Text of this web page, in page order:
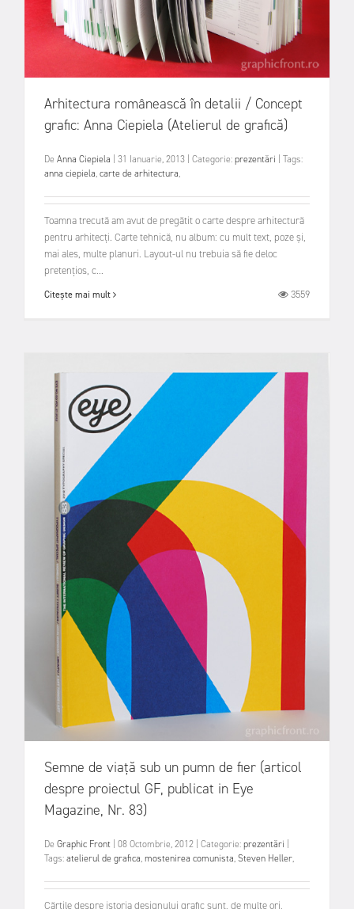
Arhitectura românească în detalii / Concept
grafic: Anna Ciepiela (Atelierul de grafică)
De Anna Ciepiela 31 Ianuarie, 2013 Categorie:prezentări
Tags:
anna ciepiela,carte de arhitectura,
Toamna trecută am avut de pregătit o carte despre arhitectură
pentru arhitecți. Carte tehnică, nu album: cu mult text, poze și,
mai ales, multe planuri. Layout-ul nu trebuia să fie deloc
pretențios, c...
Citește mai mult 3559
Semne de viaţă sub un pumn de fier (articol
despre proiectul GF, publicat in Eye
Magazine, Nr. 83)
De Graphic Front 08 Octombrie, 2012 Categorie:prezentări
Tags:atelierul de grafica,mostenirea comunista,Steven Heller,
Cărţile despre istoria designului grafic sunt, de multe ori,